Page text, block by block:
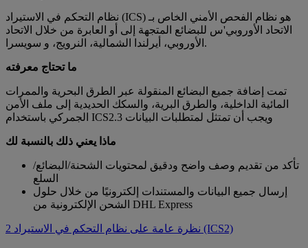
نظام التحكم في الاستيراد (ICS) هو نظام الفحص الأمني الخاص بـ
الاتحاد الأوروبي'س للبضائع المتجهة إلى أو العابرة من خلال الاتحاد
الأوروبي، أيرلندا الشمالية، النرويج، و سويسرا.
ما تحتاج معرفته
تمت إضافة جميع البضائع المنقولة عبر الطرق البحرية والممرات
المائية الداخلية، والطرق البرية، والسكك الحديدية إلى ملف الأمن
الجمركي باستخدام ICS2.3 ويجب أن تمتثل لمتطلبات البيانات
ماذا يعني ذلك بالنسبة لك
تأكد من تقديم وصف واضح ودقيق لمحتويات الشحنة/البضائع/
السلع
إرسال جميع البيانات والمستندات إلكترونيًا من خلال حلول
الشحن الإلكترونية من DHL Express
نظرة عامة على نظام التحكم في الاستيراد 2 (ICS2)